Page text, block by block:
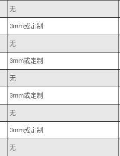
无
3mm或定制
无
3mm或定制
无
3mm或定制
无
3mm或定制
无